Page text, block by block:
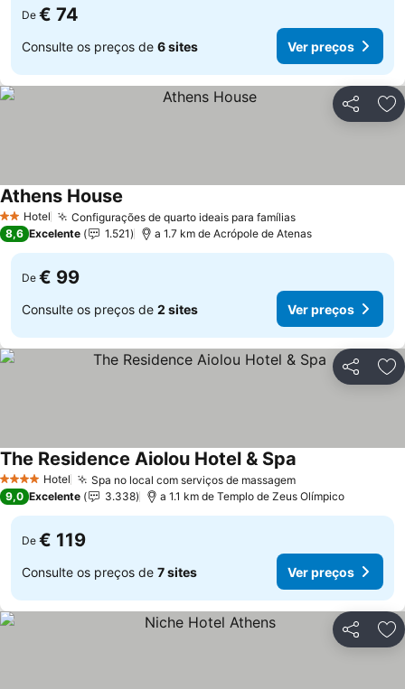
De € 74
Consulte os preços de 6 sites Ver preços
Partilhar
2 Estrelas
Hotel Configurações de quarto ideais para famílias
Athens House
8,6 Excelente 1.521 a 1.7 km de Acrópole de Atenas
De € 99
Consulte os preços de 2 sites Ver preços
Partilhar
4 EstrelasHotel Spa no local com serviços de massagem
The Residence Aiolou Hotel & Spa
9,0 Excelente 3.338 a 1.1 km de Templo de Zeus Olímpico
De € 119
Consulte os preços de 7 sites Ver preços
Partilhar